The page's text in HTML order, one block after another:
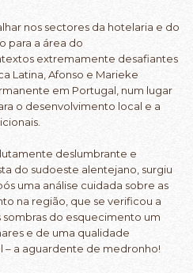
nos sectores da hotelaria e do
para a área do
extremamente desafiantes
Latina, Afonso e Marieke
em Portugal, num lugar
o desenvolvimento local e a
deslumbrante e
do sudoeste alentejano, surgiu
uma análise cuidada sobre as
na região, que se verificou a
do esquecimento um
e de uma qualidade
– a aguardente de medronho!